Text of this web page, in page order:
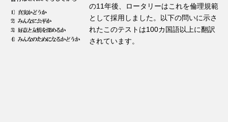
の11年後、ロータリーはこれを倫理規範
として採用しました。以下の問いに示さ
れたこのテストは100カ国語以上に翻訳
されています。